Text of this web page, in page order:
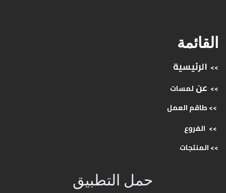
القائمة
>> الرئيسية
>> عن لمسات
>> طاقمالعمل
>> الفروع
>>المنتجات
حمل التطبيق